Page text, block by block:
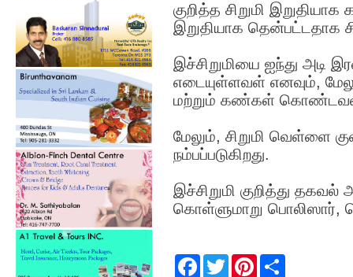
குறித்த சிறுமி
இறுதியாக தென்பட்டதாக
இச்சிறுமியை ஐந்து அடி
எடையுள்ளவள் எனவும்,
மற்றும் கண்கள் கொண்டவள்
மேலும், சிறுமி வெள்ளை
நம்பப்படுகிறது.
இச்சிறுமி குறித்து
கொள்ளுமாறு பொலிஸார்,
F
T
w
P